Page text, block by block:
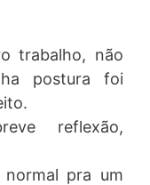
trabalho, não
postura foi
reflexão,
pra um